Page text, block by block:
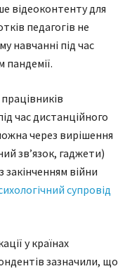
відеоконтенту для
педагогів не
навчанні під час
пандемії.
час дистанційного
через вирішення
зв’язок, гаджети)
закінченням війни
супровід
у країнах
зазначили, що